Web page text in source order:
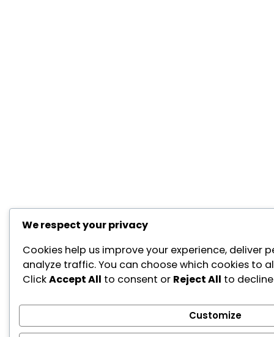
We respect your privacy
Cookies help us improve your experience, deliver
analyze traffic. You can choose which cookies to
ClickAccept All to consent or Reject All to
Customize